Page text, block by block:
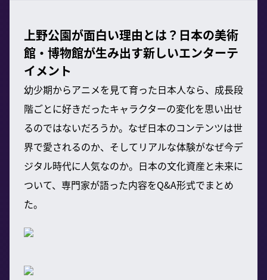
上野公園が面白い理由とは？日本の美術
館・博物館が生み出す新しいエンターテ
イメント
幼少期からアニメを見て育った日本人なら、成長段
階ごとに好きだったキャラクターの変化を思い出せ
るのではないだろうか。なぜ日本のコンテンツは世
界で愛されるのか、そしてリアルな体験がなぜ今デ
ジタル時代に人気なのか。日本の文化資産と未来に
ついて、専門家が語った内容をQ&A形式でまとめ
た。